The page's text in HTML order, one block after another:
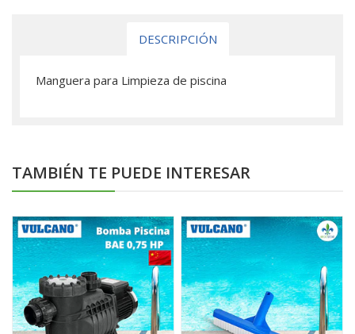
DESCRIPCIÓN
Manguera para Limpieza de piscina
TAMBIÉN TE PUEDE INTERESAR